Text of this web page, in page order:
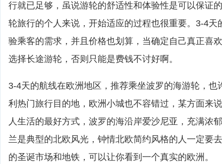
行就已足够，虽说游轮的舒适性和体验性是可以保证
轮旅行的个人来说，开始适应的过程也很重要。3-4天
验乘客的需求，并且价格也划算，当确定自己真正喜
选择长途游轮，否则只能是费钱不讨好啊。
3-4天的航线在欧洲地区，推荐乘坐波罗的海游轮，也
利热门旅行目的地，欧洲小城也不容错过，某方面来
人生活的最好方式，波罗的海沿岸爱沙尼亚，充满浓
兰是典型的北欧风光，钟情北欧简约风格的人一定要
的圣诞市场和地铁，可以让你看到一个真实的欧洲。